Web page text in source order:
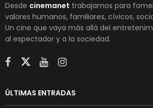
Desde cinemanet trabajamos para
valores humanos, familiares, cívicos,
Un cine que vaya más allá del
al espectador y a la sociedad.
ÚLTIMAS ENTRADAS